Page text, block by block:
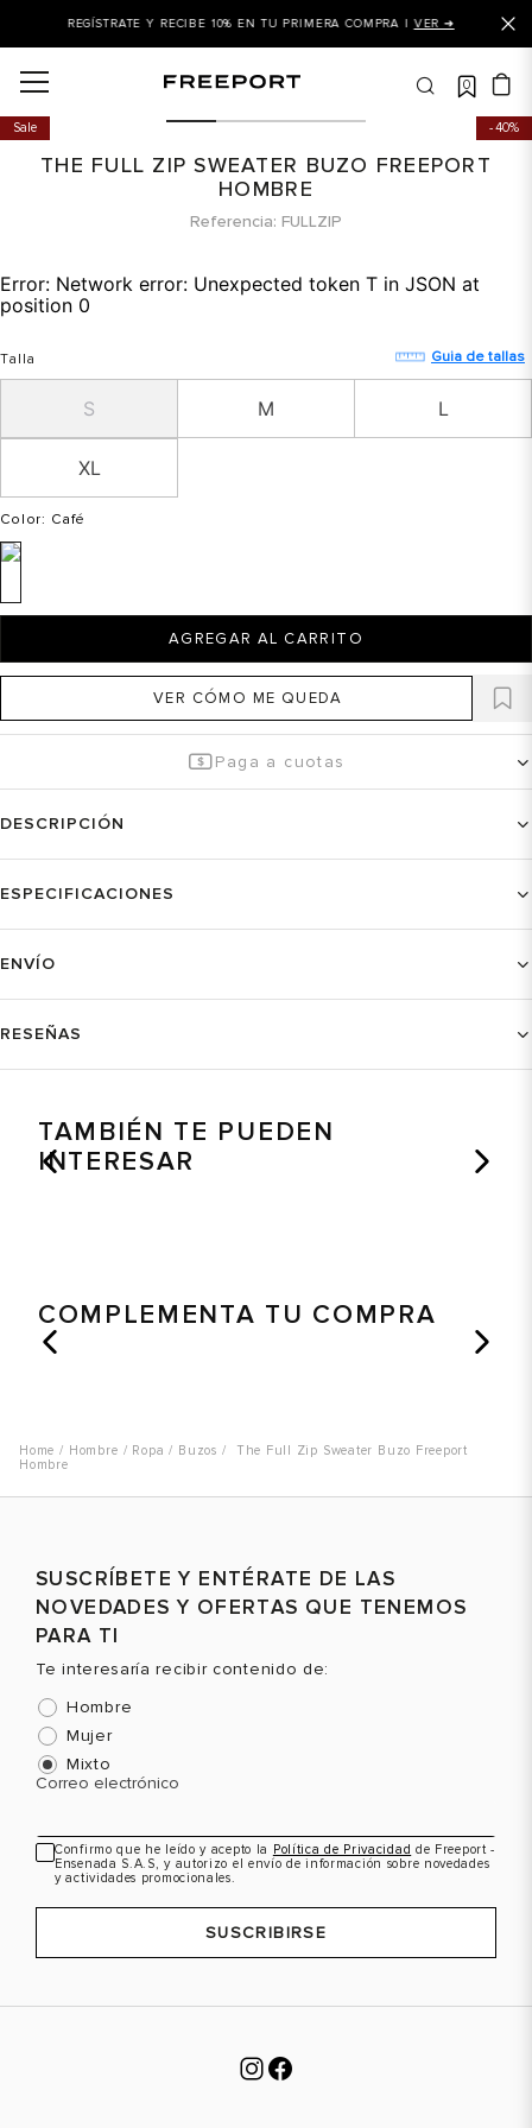
REGÍSTRATE Y RECIBE 10% EN TU PRIMERA COMPRA |VER ➜
0
40%
Sale
THE FULL ZIP SWEATER BUZO FREEPORT
HOMBRE
Referencia FULLZIP
Error: Network error: Unexpected token T in JSON at
position 0
Talla Guia de tallas
S M L
XL
Color: Café
AGREGAR AL CARRITO
VER CÓMO ME QUEDA
Paga a cuotas
DESCRIPCIÓN
ESPECIFICACIONES
ENVÍO
RESEÑAS
TAMBIÉN TE PUEDEN
INTERESAR
COMPLEMENTA TU COMPRA
Hombre Ropa Buzos
The Full Zip Sweater Buzo Freeport
Hombre
SUSCRÍBETE Y ENTÉRATE DE LAS
NOVEDADES Y OFERTAS QUE TENEMOS
PARA TI
Te interesaría recibir contenido de:
Hombre
Mujer
Mixto
Correo electrónico
Confirmo que he leído y acepto la Política de Privacidad de Freeport -
Ensenada S.A.S, y autorizo el envío de información sobre novedades
y actividades promocionales.
SUSCRIBIRSE
balance
puma
balance 574
mujer